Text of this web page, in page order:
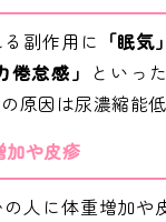
副作用に 「眠
怠感」 といっ
原因は尿濃縮能低
加や皮疹
人に体重増加や